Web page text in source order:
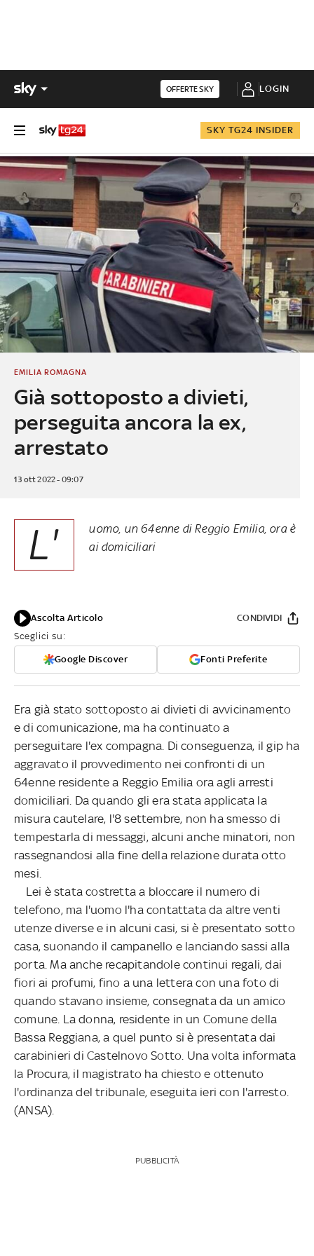
OFFERTE SKY LOGIN
SKY TG24 INSIDER
Già sottoposto a divieti,
perseguita ancora la ex,
arrestato
EMILIA ROMAGNA
13 ott 2022 - 09:07
L'
uomo, un 64enne di Reggio Emilia, ora è
ai domiciliari
Ascolta Articolo
Sceglici su:
Google Discover Fonti Preferite
CONDIVIDI
Era già stato sottoposto ai divieti di avvicinamento
e di comunicazione, ma ha continuato a
perseguitare l'ex compagna. Di conseguenza, il gip ha
aggravato il provvedimento nei confronti di un
64enne residente a Reggio Emilia ora agli arresti
domiciliari. Da quando gli era stata applicata la
misura cautelare, l'8 settembre, non ha smesso di
tempestarla di messaggi, alcuni anche minatori, non
rassegnandosi alla fine della relazione durata otto
mesi.
Lei è stata costretta a bloccare il numero di
telefono, ma l'uomo l'ha contattata da altre venti
utenze diverse e in alcuni casi, si è presentato sotto
casa, suonando il campanello e lanciando sassi alla
porta. Ma anche recapitandole continui regali, dai
fiori ai profumi, fino a una lettera con una foto di
quando stavano insieme, consegnata da un amico
comune. La donna, residente in un Comune della
Bassa Reggiana, a quel punto si è presentata dai
carabinieri di Castelnovo Sotto. Una volta informata
la Procura, il magistrato ha chiesto e ottenuto
l'ordinanza del tribunale, eseguita ieri con l'arresto.
(ANSA).
PUBBLICITÀ